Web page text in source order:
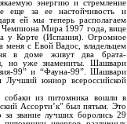
энергию и стремление
еще за ее настойчивость и
ей мы теперь располагаем
Мира 1997 года, вице
у Корте (Испания). Огромное
меня с Евой Вадос, владельцем
в доме живут два брата-
но уже знамениты. Шашвари
99” и “Фауна-99”. Шашвари
юниор всероссийской
из питомника вошли в
Ассорти’к" был пятым. Это
звание лучших боролись 29